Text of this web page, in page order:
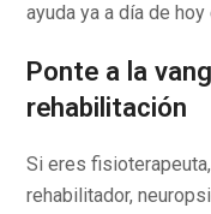
ayuda ya a día de
Ponte a la
rehabilitación
Si eres
rehabilitador,